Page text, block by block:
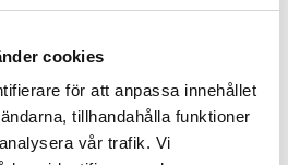
cookies
för att anpassa innehållet
tillhandahålla funktioner
vår trafik. Vi
minskar mängden
1 pouch)36 g (17g + 1 pouch)
1 pouch)44 g (25 g + 1 pouch)
1 pouch) 52 g (32 g + 1 pouch)